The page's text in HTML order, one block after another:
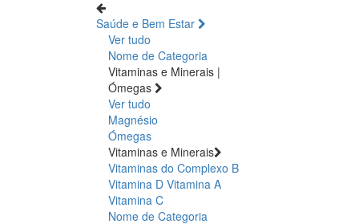
Saúde e Bem Estar
Ver tudo
Nome de Categoria
Vitaminas e Minerais |
Ómegas
Ver tudo
Magnésio
Ómegas
Vitaminas e Minerais
Vitaminas do Complexo B
Vitamina D Vitamina A
Vitamina C
Nome de Categoria